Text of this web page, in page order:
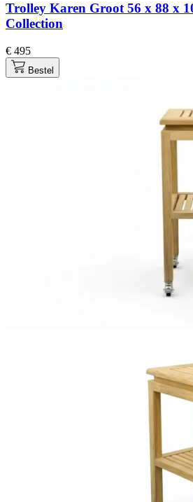
Trolley Karen Groot 56 x 88 x
Collection
€ 495
Bestel